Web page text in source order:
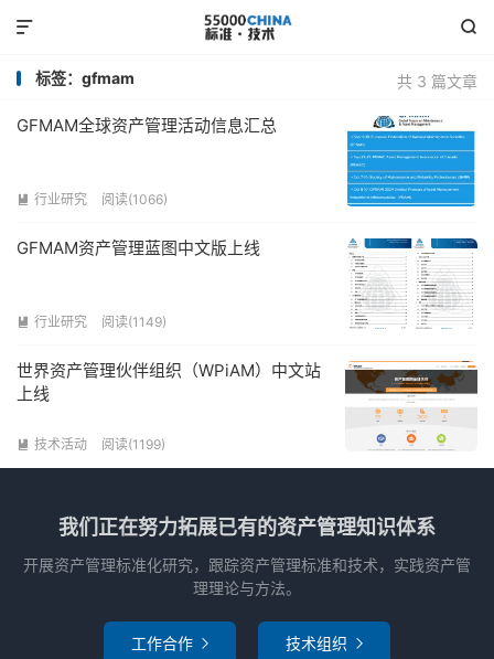


共 3 篇文章
标签：gfmam
GFMAM全球资产管理活动信息汇总
 行业研究 阅读(1066)
GFMAM资产管理蓝图中文版上线
 行业研究 阅读(1149)
世界资产管理伙伴组织（WPiAM）中文站
上线
 技术活动 阅读(1199)
我们正在努力拓展已有的资产管理知识体系
开展资产管理标准化研究，跟踪资产管理标准和技术，实践资产管
理理论与方法。
工作合作  技术组织 